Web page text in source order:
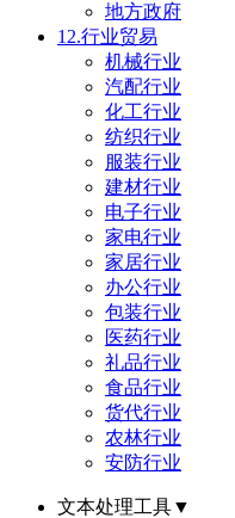
地方政府
12.行业贸易
机械行业
汽配行业
化工行业
纺织行业
服装行业
建材行业
电子行业
家电行业
家居行业
办公行业
包装行业
医药行业
礼品行业
食品行业
货代行业
农林行业
安防行业
文本处理工具▼